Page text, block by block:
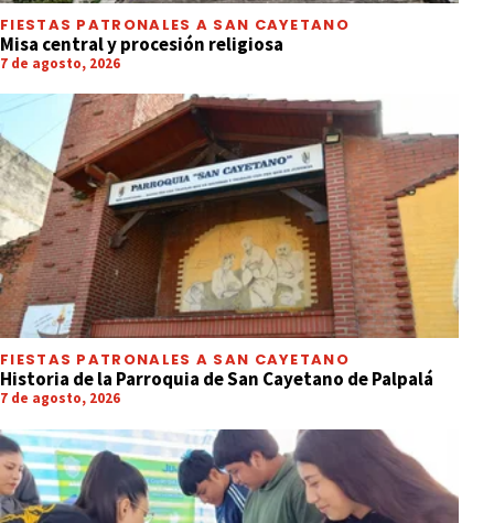
FIESTAS PATRONALES A SAN CAYETANO
Misa central y procesión religiosa
7 de agosto, 2026
FIESTAS PATRONALES A SAN CAYETANO
Historia de la Parroquia de San Cayetano de Palpalá
7 de agosto, 2026